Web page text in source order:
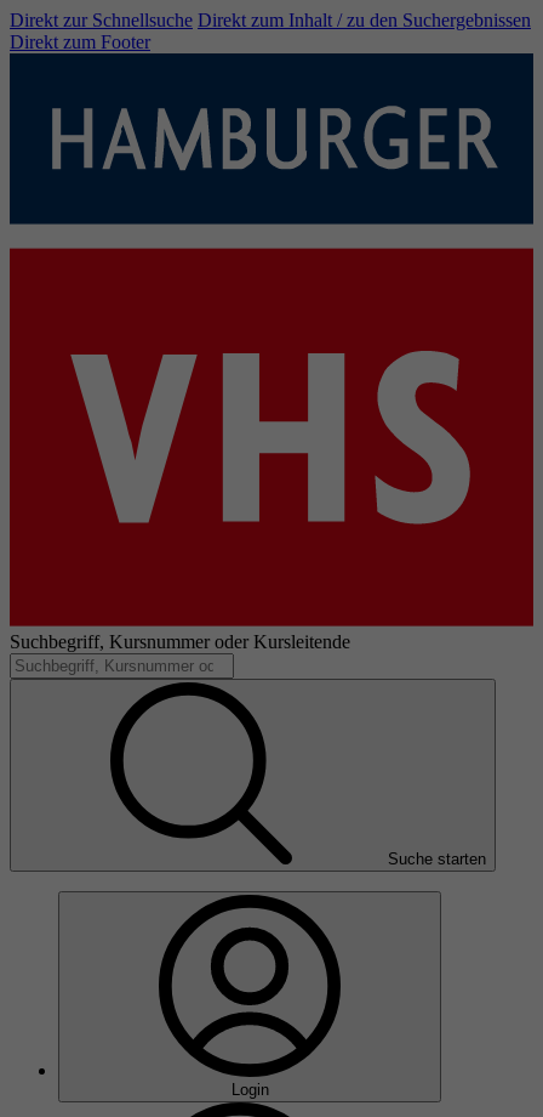
Direkt zur Schnellsuche Direkt zum Inhalt / zu den Suchergebnissen
Direkt zum Footer
Suchbegriff, Kursnummer oder Kursleitende
Suche starten
Login